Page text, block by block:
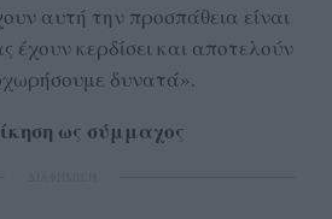
αυτή την προσπάθεια είναι
έχουν κερδίσει και αποτελούν
δυνατά».
ως σύμμαχος